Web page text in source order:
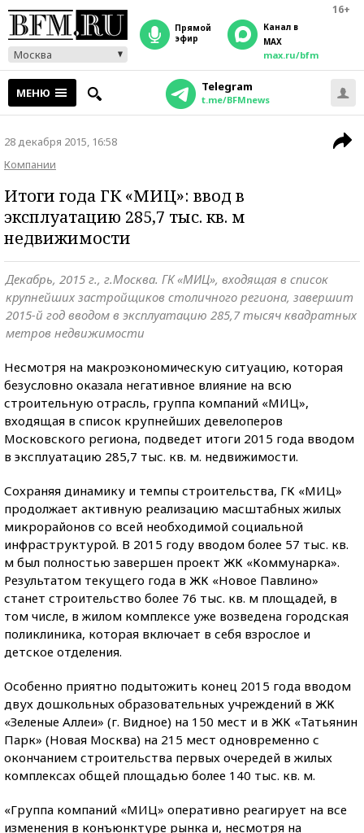
16+
Москва
прямой
эфир
Канал в
MAX
max.ru/bfm
МЕНЮ Telegram
t.me/BFMnews
28 декабря 2015, 16:58
Компании
Итоги года ГК «МИЦ»: ввод в
эксплуатацию 285,7 тыс. кв. м
недвижимости
Декабрь, 2015 г., г.Москва. ГК «МИЦ», входящая в список
крупнейших застройщиков столичного региона, завершит
2015-й год вводом в эксплуатацию 285,7 тысяч квадратных
метров недвижимости
Несмотря на макроэкономическую ситуацию, которая
безусловно оказала негативное влияние на всю
строительную отрасль, группа компаний «МИЦ»,
входящая в список крупнейших девелоперов
Московского региона, подведет итоги 2015 года вводом
в эксплуатацию 285,7 тыс. кв. м. недвижимости.
Сохраняя динамику и темпы строительства, ГК «МИЦ»
продолжает активную реализацию масштабных жилых
микрорайонов со всей необходимой социальной
инфраструктурой. В 2015 году вводом более 57 тыс. кв.
м был полностью завершен проект ЖК «Коммунарка».
Результатом текущего года в ЖК «Новое Павлино»
станет строительство более 76 тыс. кв. м площадей, в
том числе, в жилом комплексе уже возведена городская
поликлиника, которая включает в себя взрослое и
детское отделения.
Особенно приятно подытожить конец 2015 года вводом
двух дошкольных образовательных учреждений в ЖК
«Зеленые Аллеи» (г. Видное) на 150 мест и в ЖК «Татьянин
Парк» (Новая Москва) на 215 мест одновременно с
окончанием строительства первых очередей в жилых
комплексах общей площадью более 140 тыс. кв. м.
«Группа компаний «МИЦ» оперативно реагирует на все
изменения в конъюнктуре рынка и, несмотря на